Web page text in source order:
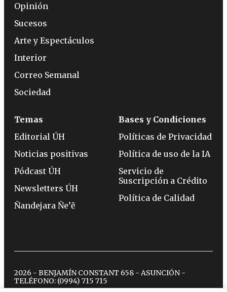
Opinión
Sucesos
Arte y Espectáculos
Interior
Correo Semanal
Sociedad
Temas
Editorial ÚH
Noticias positivas
Pódcast ÚH
Newsletters ÚH
Ñandejara Ñe’ẽ
Bases y Condiciones
Políticas de Privacidad
Política de uso de la IA
Servicio de
Suscripción a Crédito
Política de Calidad
2026 - BENJAMÍN CONSTANT 658 - ASUNCIÓN -
TELÉFONO: (0994) 715 715